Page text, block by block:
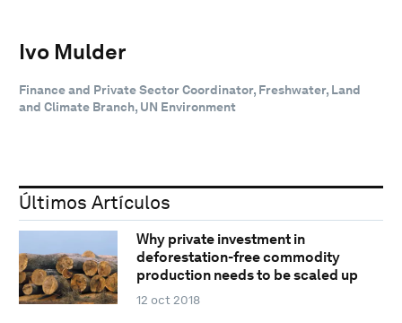
Ivo Mulder
Finance and Private Sector Coordinator, Freshwater, Land
and Climate Branch, UN Environment
Últimos Artículos
Why private investment in
deforestation-free commodity
production needs to be scaled up
12 oct 2018